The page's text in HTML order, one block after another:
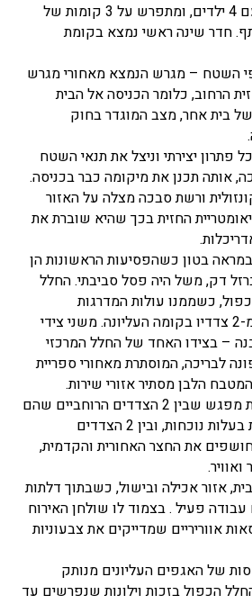
הבית תוכנן למשפחה עם 4 ילדים, ומתפרש על 3 קומות של
חדר שינה ראשי נמצא בקומת
השטח – מגרש הנמצא מאחורי מגרש
הרחוב, כלומר הכניסה אל הבית
בית אחר, מצב המוגדר בחוק
פתרון יצירתי וניצל את תנאי השטח
אותה תכנן את מיקומה כבר בכניסה.
ורשת סבכה מצלה על האזור
החזית בכך שהיא שוברת את
בטון כשהפסיעות הראשונות הן
דק, משל היה פסל סביבתי. החלל
כשממנו עולות המדרגות
וממשיכות ל-2 אגפים מ-2 צדדיו בקומה העליונה. משני צידי
– בצידו האחד של החלל המרכזי
לבריכה, המוסתרת מאחורי ספריית
הלבן מסתיר אזורי שירות.
החלל הכפול הוא נקודת מפגש שבין 2 הצדדים הרוחביים שהם
בפועל מסות אדריכליות בעלות נוכחות, ובין 2 הצדדים
את החצר האחורית והקדמית,
אזור אכילה ובישול, כשבתוך דלתות
פעיל . בצמוד לו שולחן האירוח
אווריריים שמדייקים את צבעוניות
שמחבר בין 2 המסות של האגפים העליונים מנותק
הכפול בזכות וילונות שנפרשים עד